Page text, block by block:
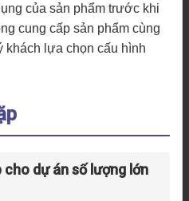
của sản phẩm trước khi
cung cấp sản phẩm cùng
khách lựa chọn cấu hình
cho dự án số lượng lớn